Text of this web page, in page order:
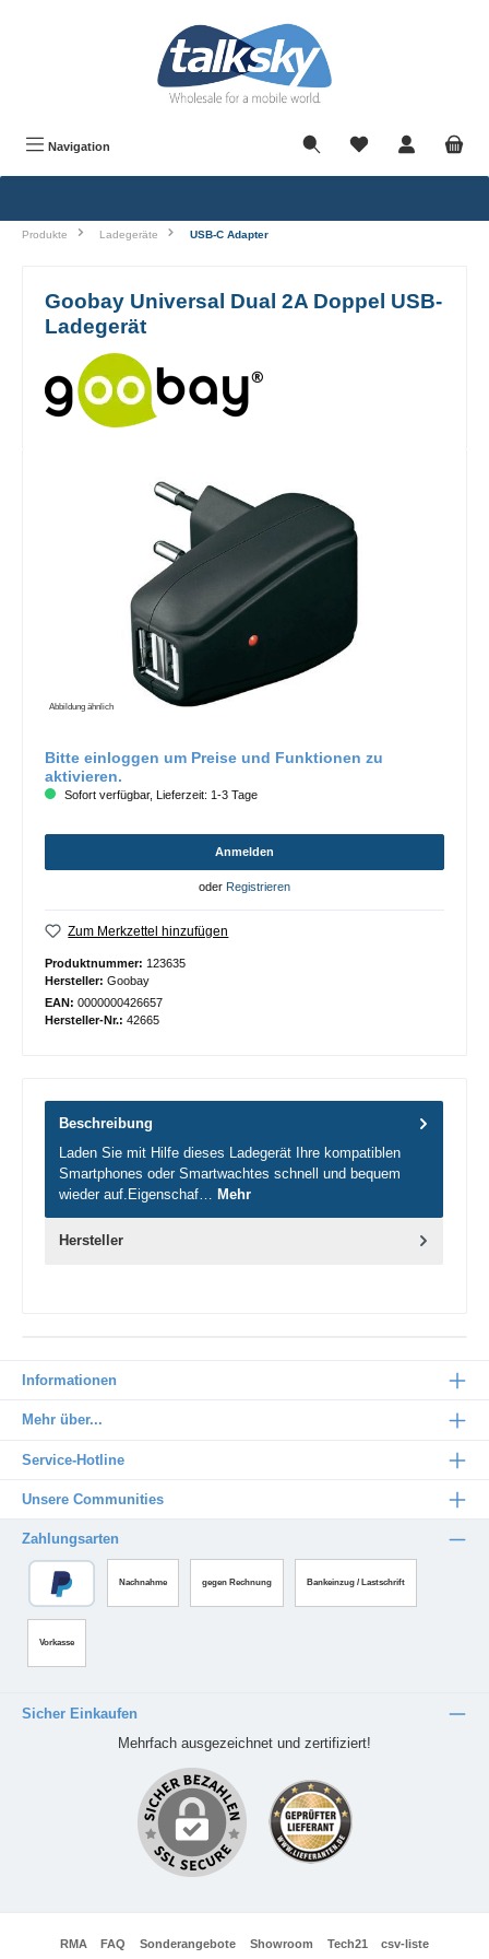
Navigation
Produkte Ladegeräte USB-C Adapter
Goobay Universal Dual 2A Doppel USB-
Ladegerät
Bildergalerie überspringen
Abbildung ähnlich
Bitte einloggen um Preise und Funktionen zu
aktivieren.
Sofort verfügbar, Lieferzeit: 1-3 Tage
Anmelden
oder Registrieren
Zum Merkzettel hinzufügen
Produktnummer: 123635
Hersteller: Goobay
EAN: 0000000426657
Hersteller-Nr.: 42665
Beschreibung
Laden Sie mit Hilfe dieses Ladegerät Ihre kompatiblen
Smartphones oder Smartwachtes schnell und bequem
wieder auf.Eigenschaf… Mehr
Hersteller
Informationen
Mehr über...
Service-Hotline
Unsere Communities
Zahlungsarten
Nachnahme gegen Rechnung Bankeinzug / Lastschrift
Vorkasse
Sicher Einkaufen
Mehrfach ausgezeichnet und zertifiziert!
RMA FAQ Sonderangebote Showroom Tech21 csv-liste